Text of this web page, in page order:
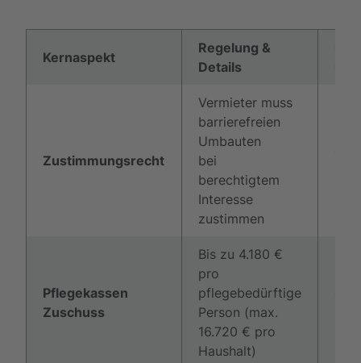
Kernaspekt
Regelung &
Details
Zustimmungsrecht
Vermieter muss
barrierefreien
Umbauten
bei
berechtigtem
Interesse
zustimmen
Pflegekassen
Zuschuss
Bis zu 4.180 €
pro
pflegebedürftige
Person (max.
16.720 € pro
Haushalt)